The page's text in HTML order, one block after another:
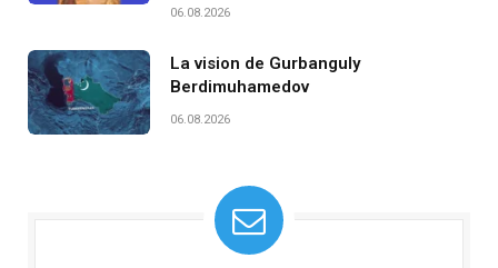
06.08.2026
La vision de Gurbanguly
Berdimuhamedov
06.08.2026